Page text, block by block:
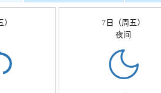
7日（周五）
夜间